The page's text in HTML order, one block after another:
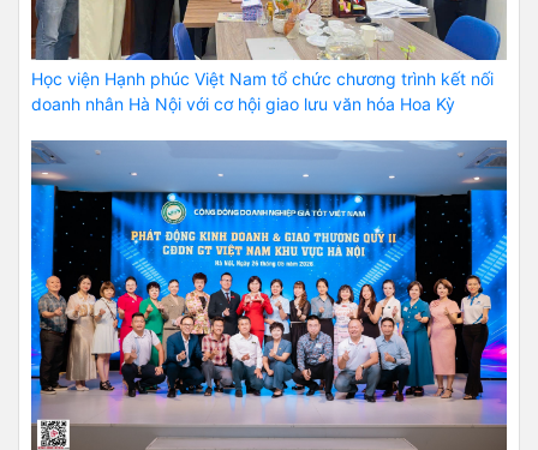
Học viện Hạnh phúc Việt Nam tổ chức chương trình kết nối
doanh nhân Hà Nội với cơ hội giao lưu văn hóa Hoa Kỳ